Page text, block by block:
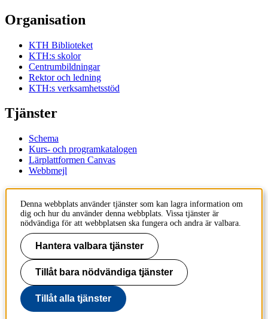
Organisation
KTH Biblioteket
KTH:s skolor
Centrumbildningar
Rektor och ledning
KTH:s verksamhetsstöd
Tjänster
Schema
Kurs- och programkatalogen
Lärplattformen Canvas
Webbmejl
KTH
100 44 Stockholm
+46 8 790 60 00
Kontakta KTH
Jobba på KTH
Press och media
Faktura och betalning KTH
Om KTH:s webbplatser
Denna webbplats använder tjänster som kan lagra information om
dig och hur du använder denna webbplats. Vissa tjänster är
nödvändiga för att webbplatsen ska fungera och andra är valbara.
Hantera valbara tjänster
Tillåt bara nödvändiga tjänster
Tillåt alla tjänster